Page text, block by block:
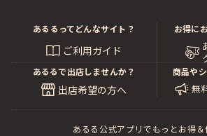
あるるってどんなサイト？
ご利用ガイド
お得に
あるるで出店しませんか？
出店希望の方へ
商品や
無
あるる公式アプリでもっとお得＆